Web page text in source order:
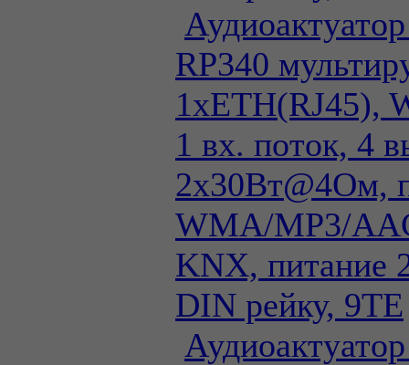
RP340
1xETH(RJ45),
1 вх. поток, 4
2х30Вт@4Ом,
WMA/MP3/
KNX, питание
DIN рейку, 9TE